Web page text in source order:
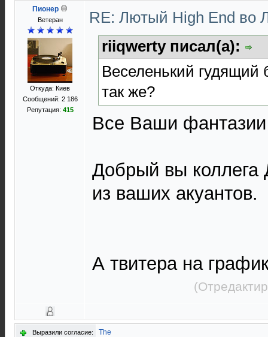
Пионер
Ветеран
Откуда: Киев
Сообщений: 2 186
Репутация: 415
RE: Лютый High End во
riiqwerty писал(а):
Веселенький гудящий
так же?
Все Ваши
Добрый вы
из ваших акуантов.
А твитера на
Выразили согласие: The